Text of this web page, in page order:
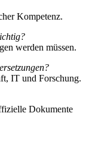
Kompetenz.
werden müssen.
IT und Forschung.
Dokumente